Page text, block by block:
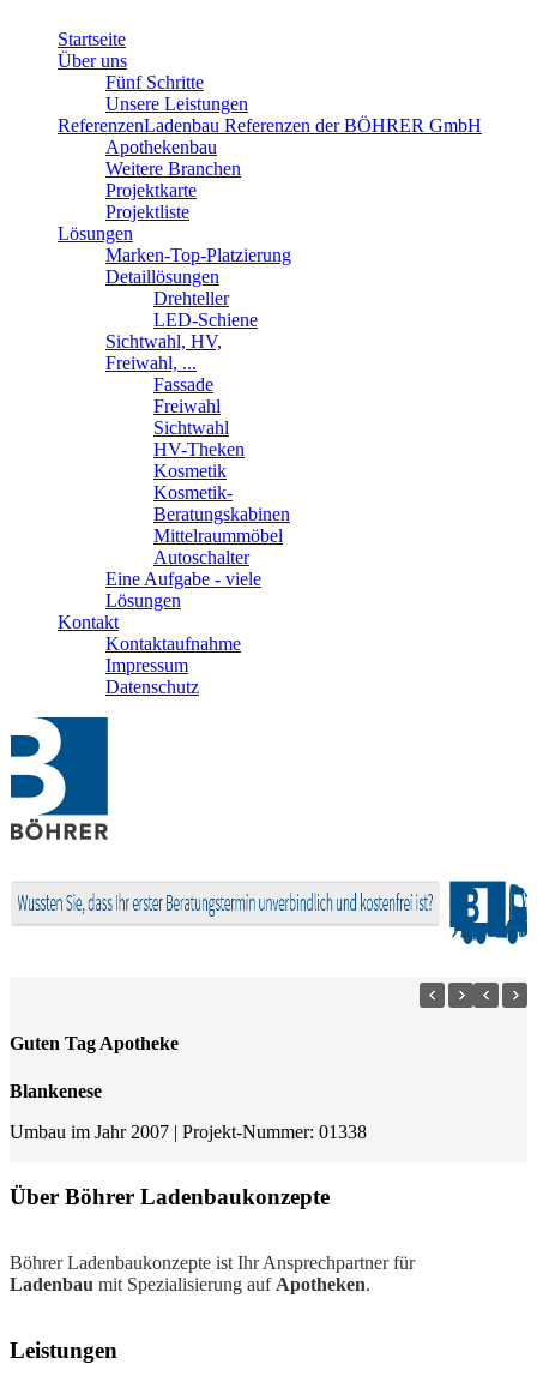
Startseite
Über uns
Fünf Schritte
Unsere Leistungen
ReferenzenLadenbau Referenzen der BÖHRER GmbH
Apothekenbau
Weitere Branchen
Projektkarte
Projektliste
Lösungen
Marken-Top-Platzierung
Detaillösungen
Drehteller
LED-Schiene
Sichtwahl, HV,
Freiwahl, ...
Fassade
Freiwahl
Sichtwahl
HV-Theken
Kosmetik
Kosmetik-
Beratungskabinen
Mittelraummöbel
Autoschalter
Eine Aufgabe - viele
Lösungen
Kontakt
Kontaktaufnahme
Impressum
Datenschutz
Guten Tag Apotheke
Blankenese
Umbau im Jahr 2007 | Projekt-Nummer: 01338
Über Böhrer Ladenbaukonzepte
Böhrer Ladenbaukonzepte ist Ihr Ansprechpartner für
Ladenbau mit Spezialisierung auf Apotheken.
Leistungen